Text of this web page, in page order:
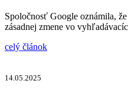
Spoločnosť Google oznámila,
zásadnej zmene vo
celý článok
14.05.2025